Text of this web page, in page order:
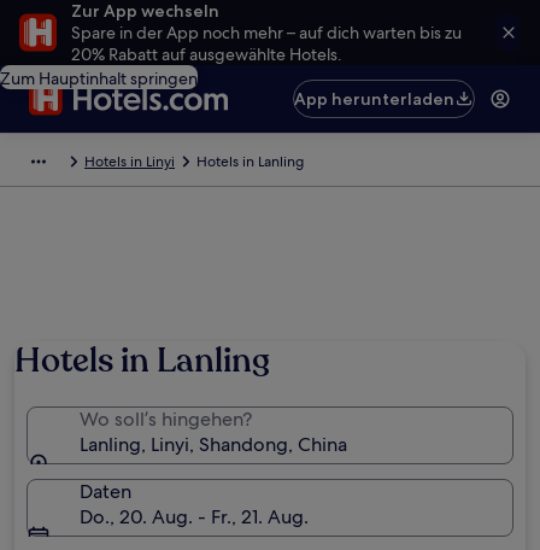
Zur App wechseln
Spare in der App noch mehr – auf dich warten bis zu
20% Rabatt auf ausgewählte Hotels.
Zum Hauptinhalt springen
App herunterladen
Hotels in Linyi Hotels in Lanling
Hotels in Lanling
Wo soll’s hingehen?
Lanling, Linyi, Shandong, China
Daten
Do., 20. Aug. - Fr., 21. Aug.